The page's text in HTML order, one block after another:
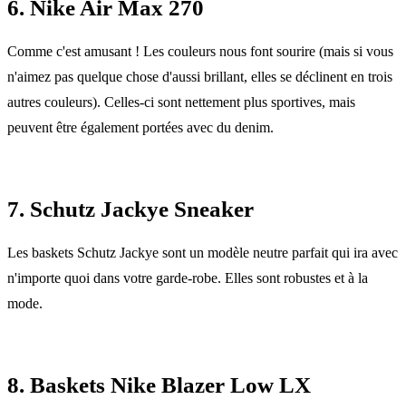
6. Nike Air Max 270
Comme c'est amusant ! Les couleurs nous font sourire (mais si vous
n'aimez pas quelque chose d'aussi brillant, elles se déclinent en trois
autres couleurs). Celles-ci sont nettement plus sportives, mais
peuvent être également portées avec du denim.
7. Schutz Jackye Sneaker
Les baskets Schutz Jackye sont un modèle neutre parfait qui ira avec
n'importe quoi dans votre garde-robe. Elles sont robustes et à la
mode.
8. Baskets Nike Blazer Low LX